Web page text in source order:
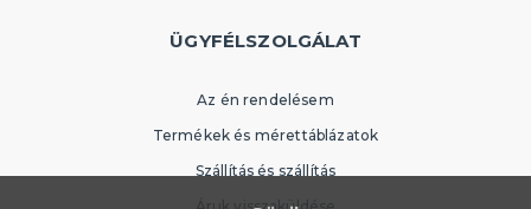
ÜGYFÉLSZOLGÁLAT
Az én rendelésem
Termékek és mérettáblázatok
Szállítás és szállítás